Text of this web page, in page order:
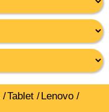
/Tablet /Lenovo /